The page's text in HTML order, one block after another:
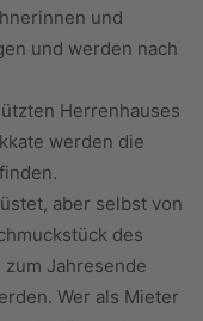
und
und werden nach
Herrenhauses
werden die
aber selbst von
des
Jahresende
Wer als Mieter